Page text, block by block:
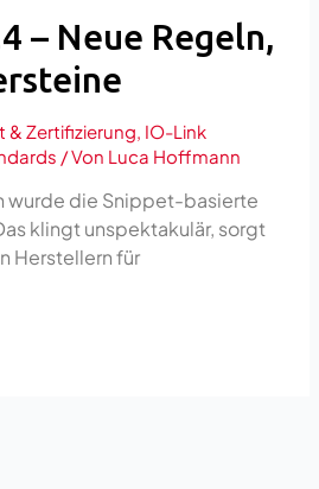
– Neue Regeln,
& Zertifizierung, IO-Link
/ Von Luca Hoffmann
wurde die Snippet-basierte
klingt unspektakulär, sorgt
Herstellern für